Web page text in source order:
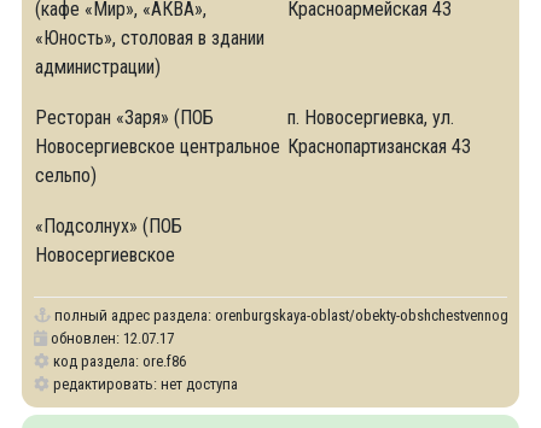
(кафе «Мир», «АКВА»,
«Юность», столовая в здании
администрации)
Красноармейская 43
Ресторан «Заря» (ПОБ
Новосергиевское центральное
сельпо)
п. Новосергиевка, ул.
Краснопартизанская 43
«Подсолнух» (ПОБ
Новосергиевское
полный адрес раздела: orenburgskaya-oblast/obekty-obshchestvennogo-
обновлен: 12.07.17
код раздела: ore.f86
редактировать: нет доступа